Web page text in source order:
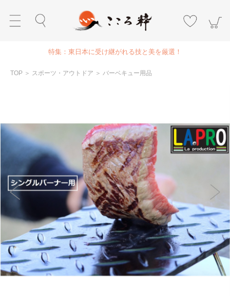
特集：東日本に受け継がれる技と美を厳選！
TOP ＞ スポーツ・アウトドア ＞ バーベキュー用品